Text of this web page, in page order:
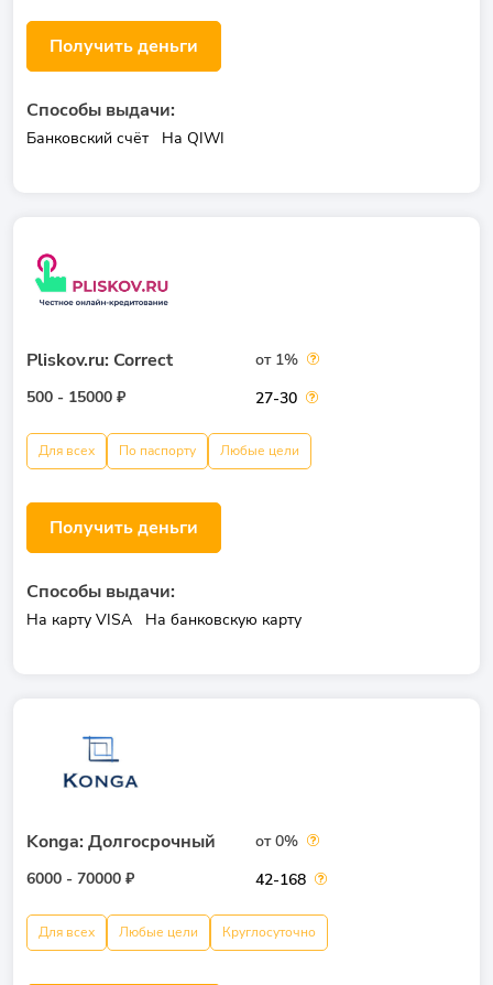
Получить деньги
Способы выдачи:
Банковский счёт На QIWI
Pliskov.ru: Correct
500 - 15000 ₽
от 1%
27-30
Для всех По паспорту Любые цели
Получить деньги
Способы выдачи:
На карту VISA На банковскую карту
Konga: Долгосрочный
6000 - 70000 ₽
от 0%
42-168
Для всех Любые цели Круглосуточно